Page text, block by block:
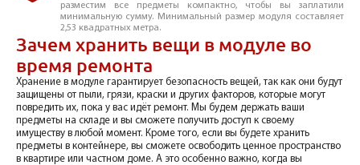
разместим все предметы компактно, чтобы вы заплатили
минимальную сумму. Минимальный размер модуля составляет
2,53 квадратных метра.
Зачем хранить вещи в модуле во
время ремонта
Хранение в модуле гарантирует безопасность вещей, так как они будут
защищены от пыли, грязи, краски и других факторов, которые могут
повредить их, пока у вас идёт ремонт. Мы будем держать ваши
предметы на складе и вы сможете получить доступ к своему
имуществу в любой момент. Кроме того, если вы будете хранить
предметы в контейнере, вы сможете освободить ценное пространство
в квартире или частном доме. А это особенно важно, когда вы